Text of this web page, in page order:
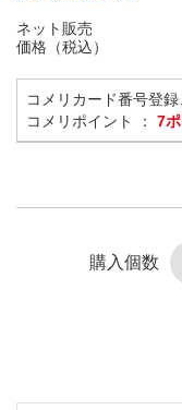
ネット販売
価格（税込）
コメリカード番号登
コメリポイント ： 7
購入個数